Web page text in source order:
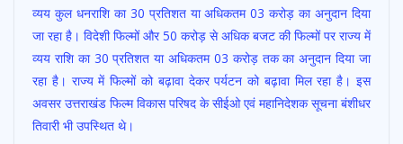
व्यय कुल धनराशि का 30 प्रतिशत या अधिकतम 03 करोड़ का अनुदान दिया
जा रहा है। विदेशी फिल्मों और 50 करोड़ से अधिक बजट की फिल्मों पर राज्य में
व्यय राशि का 30 प्रतिशत या अधिकतम 03 करोड़ तक का अनुदान दिया जा
रहा है। राज्य में फिल्मों को बढ़ावा देकर पर्यटन को बढ़ावा मिल रहा है। इस
अवसर उत्तराखंड फिल्म विकास परिषद के सीईओ एवं महानिदेशक सूचना बंशीधर
तिवारी भी उपस्थित थे।